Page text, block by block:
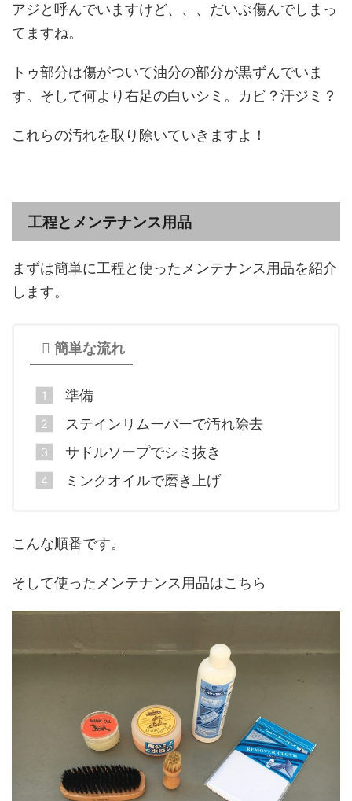
アジと呼んでいますけど、、、だいぶ傷んでしまっ
てますね。
トゥ部分は傷がついて油分の部分が黒ずんでいま
す。そして何より右足の白いシミ。カビ？汗ジミ？
これらの汚れを取り除いていきますよ！
工程とメンテナンス用品
まずは簡単に工程と使ったメンテナンス用品を紹介
します。
簡単な流れ
準備
ステインリムーバーで汚れ除去
サドルソープでシミ抜き
ミンクオイルで磨き上げ
こんな順番です。
そして使ったメンテナンス用品はこちら